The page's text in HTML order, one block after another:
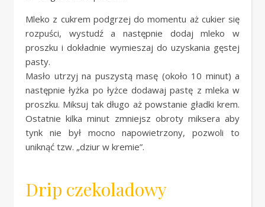
Mleko z cukrem podgrzej do momentu aż cukier się
rozpuści, wystudź a następnie dodaj mleko w
proszku i dokładnie wymieszaj do uzyskania gęstej
pasty.
Masło utrzyj na puszystą masę (około 10 minut) a
następnie łyżka po łyżce dodawaj pastę z mleka w
proszku. Miksuj tak długo aż powstanie gładki krem.
Ostatnie kilka minut zmniejsz obroty miksera aby
tynk nie był mocno napowietrzony, pozwoli to
uniknąć tzw. „dziur w kremie”.
Drip czekoladowy